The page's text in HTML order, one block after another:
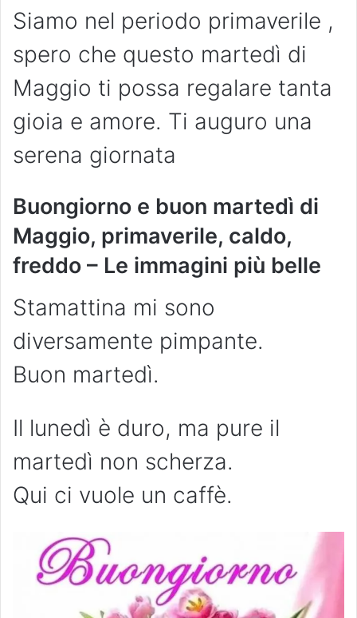
Siamo nel periodo primaverile ,
spero che questo martedì di
Maggio ti possa regalare tanta
gioia e amore. Ti auguro una
serena giornata
Buongiorno e buon martedì di
Maggio, primaverile, caldo,
freddo – Le immagini più belle
Stamattina mi sono
diversamente pimpante.
Buon martedì.
Il lunedì è duro, ma pure il
martedì non scherza.
Qui ci vuole un caffè.